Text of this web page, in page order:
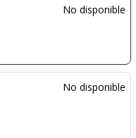
No disponible
No disponible